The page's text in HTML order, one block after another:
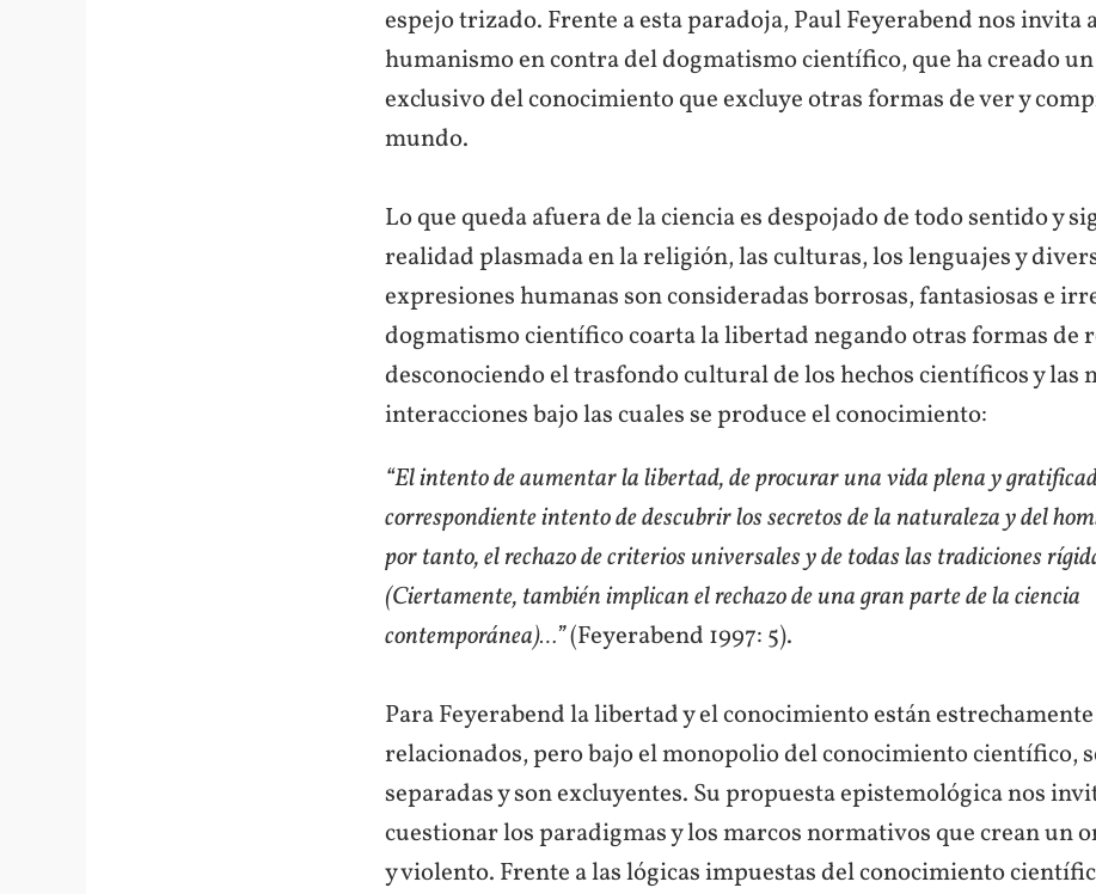
espejo trizado. Frente a esta paradoja, Paul Feyerabend nos invita
humanismo en contra del dogmatismo científico, que ha creado
exclusivo del conocimiento que excluye otras formas de ver y
mundo.
Lo que queda afuera de la ciencia es despojado de todo sentido y
realidad plasmada en la religión, las culturas, los lenguajes y
expresiones humanas son consideradas borrosas, fantasiosas e
dogmatismo científico coarta la libertad negando otras formas de
desconociendo el trasfondo cultural de los hechos científicos y las
interacciones bajo las cuales se produce el conocimiento:
“El intento de aumentar la libertad, de procurar una vida plena y
correspondiente intento de descubrir los secretos de la naturaleza y del
por tanto, el rechazo de criterios universales y de todas las tradiciones
(Ciertamente, también implican el rechazo de una gran parte de la ciencia
contemporánea)…”(Feyerabend 1997: 5).
Para Feyerabend la libertad y el conocimiento están estrechamente
relacionados, pero bajo el monopolio del conocimiento científico,
separadas y son excluyentes. Su propuesta epistemológica nos
cuestionar los paradigmas y los marcos normativos que crean un
y violento. Frente a las lógicas impuestas del conocimiento